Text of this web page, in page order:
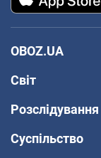
OBOZ.UA
Світ
Розслідування
Суспільство